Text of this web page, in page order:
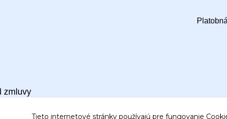
zmluvy
Tieto internetové stránky používajú pre fungovanie